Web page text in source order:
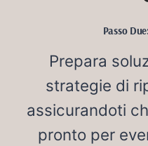
Passo
Prepara
strategie di
assicurandoti
pronto per